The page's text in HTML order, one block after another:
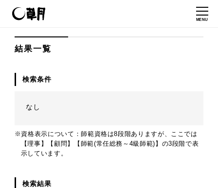
MENU
結果一覧
検索条件
なし
※資格表示について：師範資格は8段階ありますが、ここでは
【理事】【顧問】【師範(常任総務～4級師範)】の3段階で表
示しています。
検索結果